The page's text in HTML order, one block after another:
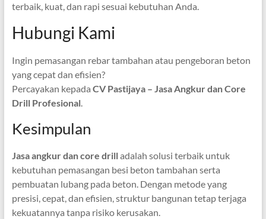
terbaik, kuat, dan rapi sesuai kebutuhan Anda.
Hubungi Kami
Ingin pemasangan rebar tambahan atau pengeboran beton
yang cepat dan efisien?
Percayakan kepada CV Pastijaya – Jasa Angkur dan Core
Drill Profesional.
Kesimpulan
Jasa angkur dan core drilladalah solusi terbaik untuk
kebutuhan pemasangan besi beton tambahan serta
pembuatan lubang pada beton. Dengan metode yang
presisi, cepat, dan efisien, struktur bangunan tetap terjaga
kekuatannya tanpa risiko kerusakan.